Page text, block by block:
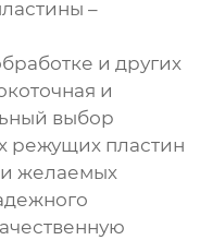
–
и других
и
выбор
режущих пластин
желаемых